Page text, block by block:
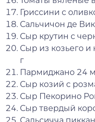
Гриссини с
Сальчичон де
Сыр крутин с
Сыр из козьего
г
Пармиджано 24
Сыр козий с
Сыр Пекорино
Сыр твердый